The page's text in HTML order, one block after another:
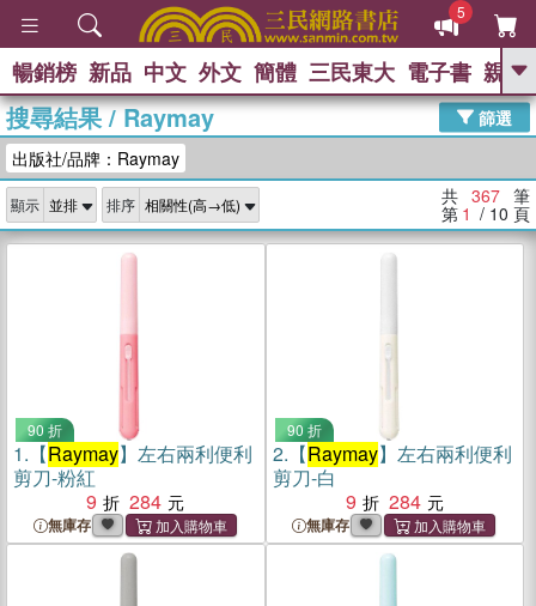
5
GO
暢銷榜 新品 中文 外文 簡體 三民東大 電子書 親子
搜尋結果/Raymay
篩選
出版社/品牌：Raymay
顯示 排序 共 367 筆
第 1 / 10 頁
90 折
1. 【Raymay】左右兩利便利
剪刀-粉紅
9
284
無庫存
90 折
2. 【Raymay】左右兩利便利
剪刀-白
9
284
無庫存